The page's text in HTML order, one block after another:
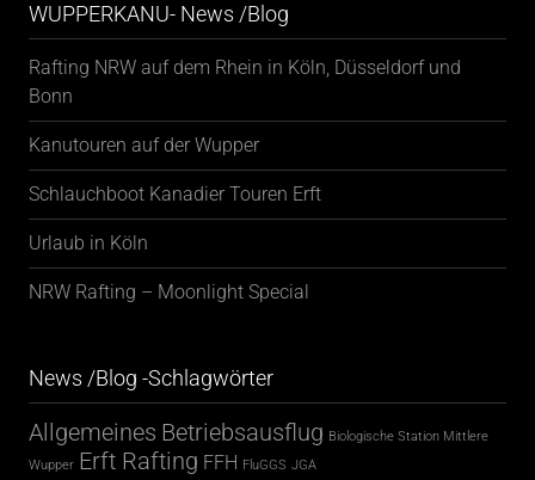
WUPPERKANU- News /Blog
Rafting NRW auf dem Rhein in Köln, Düsseldorf und
Bonn
Kanutouren auf der Wupper
Schlauchboot Kanadier Touren Erft
Urlaub in Köln
NRW Rafting – Moonlight Special
News /Blog -Schlagwörter
Allgemeines Betriebsausflug Biologische Station Mittlere
Wupper Erft Rafting FFH FluGGS JGA